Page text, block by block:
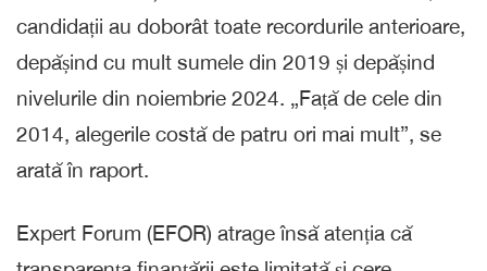
candidații au doborât toate recordurile anterioare,
depășind cu mult sumele din 2019 și depășind
nivelurile din noiembrie 2024. „Față de cele din
2014, alegerile costă de patru ori mai mult”, se
arată în raport.
Expert Forum (EFOR) atrage însă atenția că